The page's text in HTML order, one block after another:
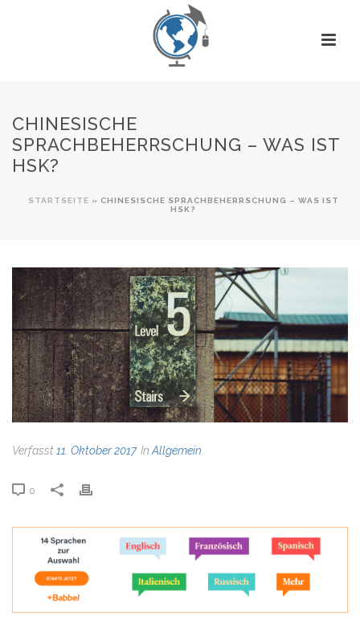
CHINESISCHE
SPRACHBEHERRSCHUNG – WAS IST
HSK?
STARTSEITE » CHINESISCHE SPRACHBEHERRSCHUNG – WAS IST
HSK?
Verfasst 11. Oktober 2017 In Allgemein
0